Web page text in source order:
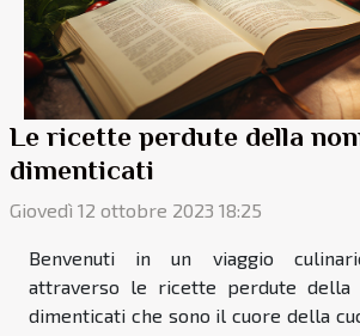
Le ricette perdute della
dimenticati
Giovedì 12 ottobre 2023 18:25
Benvenuti in un viaggio
attraverso le ricette perdute della
dimenticati che sono il cuore della